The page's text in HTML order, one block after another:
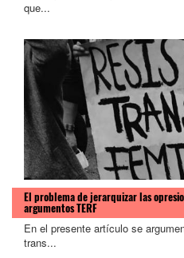
que...
El problema de jerarquizar las
argumentos TERF
En el presente artículo se
trans...